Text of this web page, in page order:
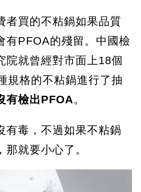
者買的不粘鍋如果品質
有PFOA的殘留。中國檢
院就曾經對市面上18個
規格的不粘鍋進行了抽
有檢出PFOA。
有毒，不過如果不粘鍋
就要小心了。